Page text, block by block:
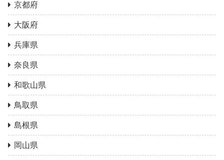
京都府
大阪府
兵庫県
奈良県
和歌山県
鳥取県
島根県
岡山県